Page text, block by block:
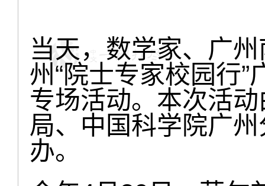
当天，数学家、广
州“院士专家校园行
专场活动。本次活
局、中国科学院广
办。